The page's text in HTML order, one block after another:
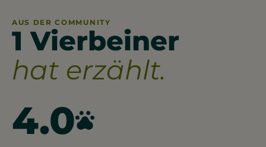
AUS DER COMMUNITY
1 Vierbeiner
hat erzählt.
4.0